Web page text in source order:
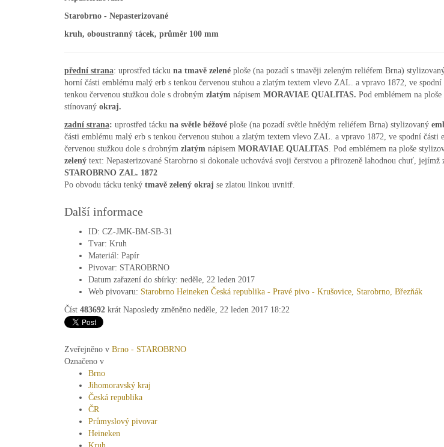
Starobrno - Nepasterizované
kruh, oboustranný tácek, průměr 100 mm
přední strana: uprostřed tácku na tmavě zelené ploše (na pozadí s tmavěji zeleným reliéfem Brna)
horní části emblému malý erb s tenkou červenou stuhou a zlatým textem vlevo ZAL. a vpravo 1872, ve
tenkou červenou stužkou dole s drobným zlatým nápisem MORAVIAE QUALITAS. Pod emblémem na
stínovaný okraj.
zadní strana: uprostřed tácku na světle béžové ploše (na pozadí světle hnědým reliéfem Brna) stylizovaný
části emblému malý erb s tenkou červenou stuhou a zlatým textem vlevo ZAL. a vpravo 1872, ve spodní
červenou stužkou dole s drobným zlatým nápisem MORAVIAE QUALITAS . Pod emblémem na ploše
zelený text: Nepasterizované Starobrno si dokonale uchovává svoji čerstvou a přirozeně lahodnou chuť,
STAROBRNO ZAL. 1872
Po obvodu tácku tenký tmavě zelený okraj se zlatou linkou uvnitř.
Další informace
ID: CZ-JMK-BM-SB-31
Tvar: Kruh
Materiál: Papír
Pivovar: STAROBRNO
Datum zařazení do sbírky: neděle, 22 leden 2017
Web pivovaru: Starobrno Heineken Česká republika - Pravé pivo - Krušovice, Starobrno, Březňák
Číst 483692 krát Naposledy změněno neděle, 22 leden 2017 18:22
Zveřejněno v Brno - STAROBRNO
Označeno v
Brno
Jihomoravský kraj
Česká republika
ČR
Průmyslový pivovar
Heineken